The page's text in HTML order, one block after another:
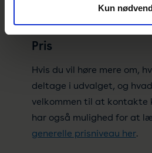
Kun
Pris
Hvis du vil høre mere om,
deltage i udvalget, og
velkommen til at kontakte
har også mulighed for at
generelle prisniveau her.